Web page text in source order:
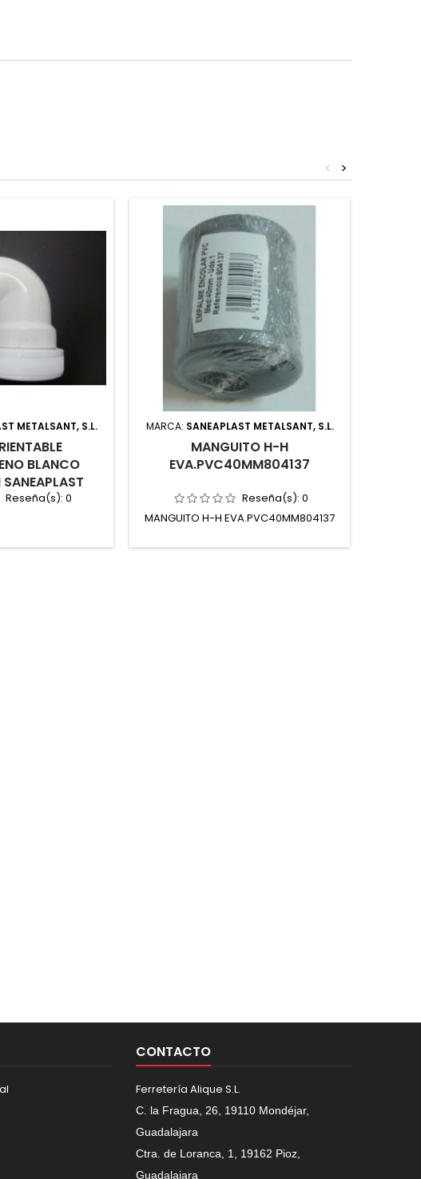
>
<
METALSANT, S.L.
BLANCO
Reseña(s): 0
MARCA: SANEAPLAST METALSANT, S.L.
MANGUITO H-H
EVA.PVC40MM804137
Reseña(s): 0
MANGUITO H-H EVA.PVC40MM804137
CONTACTO
Ferretería Alique S.L.
C. la Fragua, 26, 19110 Mondéjar,
Guadalajara
Ctra. de Loranca, 1, 19162 Pioz,
Guadalajara